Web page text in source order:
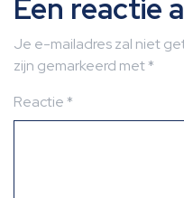
Een reactie
Je e-mailadres zal niet
zijn gemarkeerd met*
Reactie*